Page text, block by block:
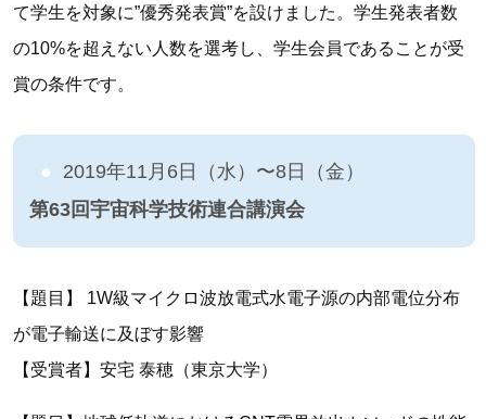
て学生を対象に”優秀発表賞”を設けました。学生発表者数
の10%を超えない人数を選考し、学生会員であることが受
賞の条件です。
2019年11月6日（水）〜8日（金）
第63回宇宙科学技術連合講演会
【題目】 1W級マイクロ波放電式水電子源の内部電位分布
が電子輸送に及ぼす影響
【受賞者】安宅 泰穂（東京大学）